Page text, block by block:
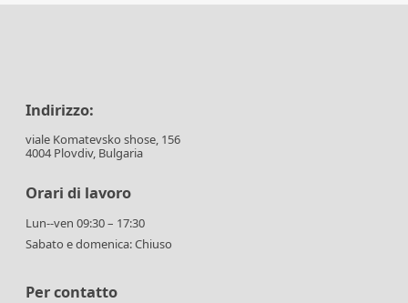
Indirizzo:
viale Komatevsko shose, 156
4004 Plovdiv, Bulgaria
Orari di lavoro
Lun--ven 09:30 – 17:30
Sabato e domenica: Chiuso
Per contatto